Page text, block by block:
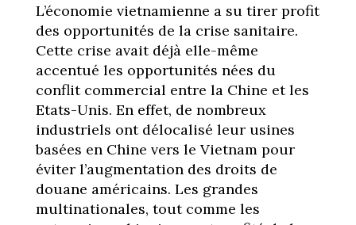
L’économie vietnamienne a su tirer profit
des opportunités de la crise sanitaire.
Cette crise avait déjà elle-même
accentué les opportunités nées du
conflit commercial entre la Chine et les
Etats-Unis. En effet, de nombreux
industriels ont délocalisé leur usines
basées en Chine vers le Vietnam pour
éviter l’augmentation des droits de
douane américains. Les grandes
multinationales, tout comme les